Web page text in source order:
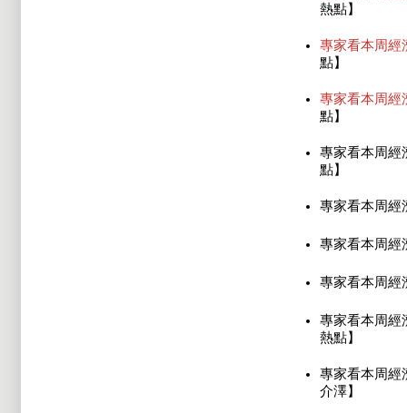
熱點】
專家看本周經
點】
專家看本周經
點】
專家看本周經
點】
專家看本周經
專家看本周經
專家看本周經
專家看本周經
熱點】
專家看本周經
介澤】